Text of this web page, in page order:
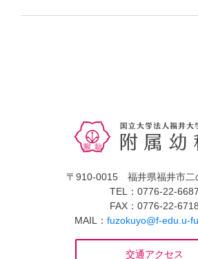
〒910-0015 福井県福井市二
TEL：0776-22-6687
FAX：0776-22-6718
MAIL： fuzokuyo@f-edu.u-
交通アクセス